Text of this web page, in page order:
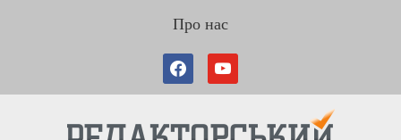
Про нас